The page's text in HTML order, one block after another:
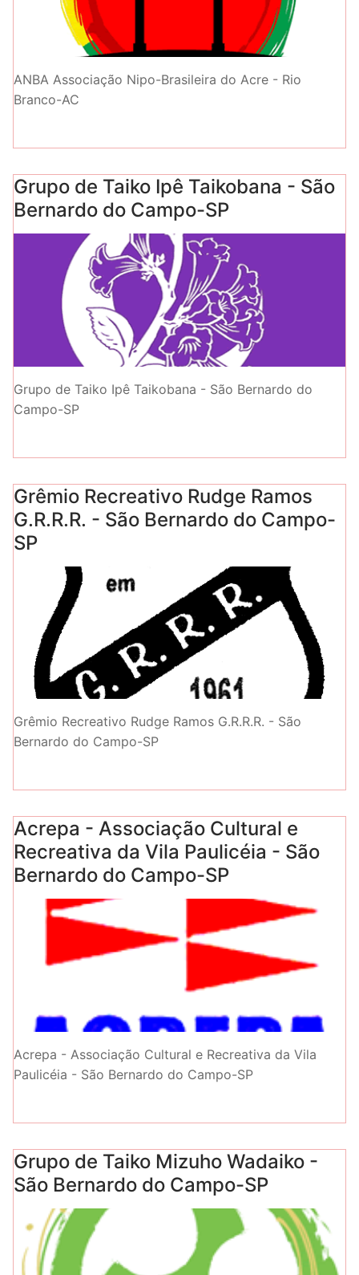
ANBA Associação Nipo-Brasileira do Acre - Rio
Branco-AC
Grupo de Taiko Ipê Taikobana - São
Bernardo do Campo-SP
Grupo de Taiko Ipê Taikobana - São Bernardo do
Campo-SP
Grêmio Recreativo Rudge Ramos
G.R.R.R. - São Bernardo do Campo-
SP
Grêmio Recreativo Rudge Ramos G.R.R.R. - São
Bernardo do Campo-SP
Acrepa - Associação Cultural e
Recreativa da Vila Paulicéia - São
Bernardo do Campo-SP
Acrepa - Associação Cultural e Recreativa da Vila
Paulicéia - São Bernardo do Campo-SP
Grupo de Taiko Mizuho Wadaiko -
São Bernardo do Campo-SP